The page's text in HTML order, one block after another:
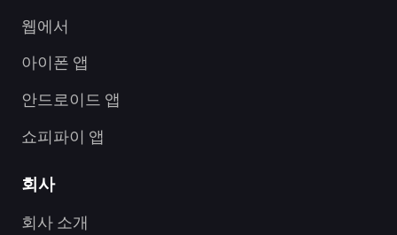
웹에서
아이폰 앱
안드로이드 앱
쇼피파이 앱
회사
회사 소개